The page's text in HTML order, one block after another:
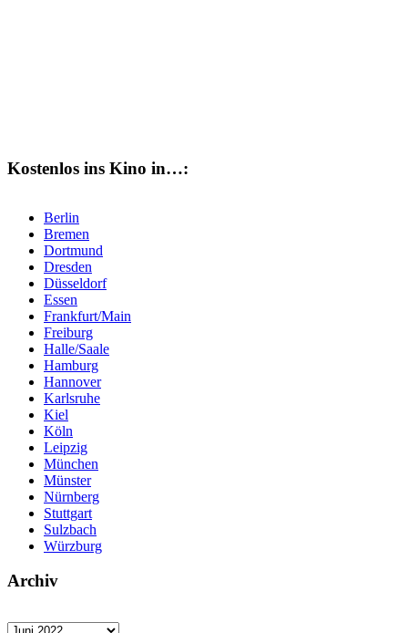
Kostenlos ins Kino in…:
Berlin
Bremen
Dortmund
Dresden
Düsseldorf
Essen
Frankfurt/Main
Freiburg
Halle/Saale
Hamburg
Hannover
Karlsruhe
Kiel
Köln
Leipzig
München
Münster
Nürnberg
Stuttgart
Sulzbach
Würzburg
Archiv
Archiv